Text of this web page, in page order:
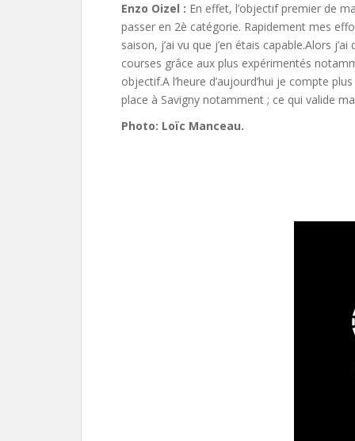
Enzo Oizel : En effet, l’objectif premier de
passer en 2è catégorie. Rapidement mes
saison, j’ai vu que j’en étais capable.Alors
courses grâce aux plus expérimentés
objectif.A l’heure d’aujourd’hui je compte
place à Savigny notamment ; ce qui valide
Photo: Loïc Manceau.